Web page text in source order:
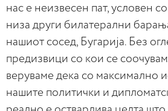
нас е неизвесен пат, условен
низа други билатерални
нашиот сосед, Бугарија. Без
предизвици со кои се
веруваме дека со максимално
нашите политички и